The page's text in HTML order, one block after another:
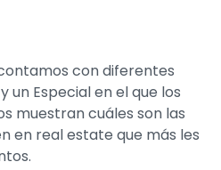
con diferentes
Especial en el que los
muestran cuáles son las
en real estate que más les